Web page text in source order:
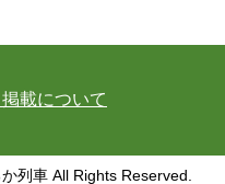
載について
列車 All Rights Reserved.